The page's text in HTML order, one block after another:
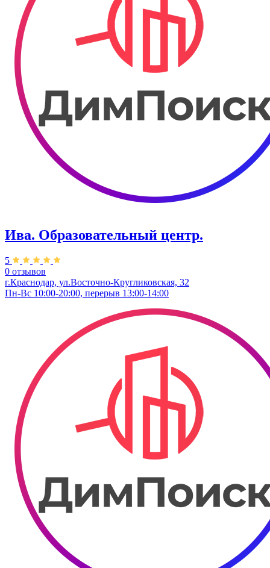
Ива. Образовательный центр.
5
0 отзывов
г.Краснодар, ул.Восточно-Кругликовская, 32
Пн-Вс 10:00-20:00, перерыв 13:00-14:00